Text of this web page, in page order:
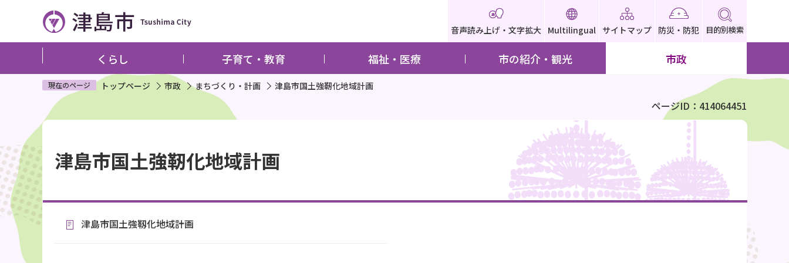
ペ
ジ
す
音声読み上げ・文字拡大 Multilingual サイトマップ 防災・防犯 目的別検索
くらし 子育て・教育 福祉・医療 市の紹介・観光 市政
現在のページ トップページ 市政 まちづくり・計画 津島市国土強靭化地域計画
ページID：414064451
文
こ
こ
か
ら
津島市国土強靭化地域計画
津島市国土強靱化地域計画